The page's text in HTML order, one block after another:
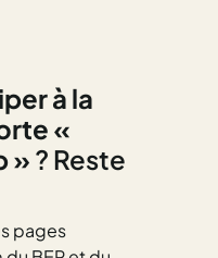
à la
«
» ? Reste
pages